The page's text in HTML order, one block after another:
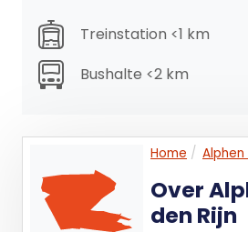
huurobject per datum van
huurovereenkomst voor
vastgestelde
gebruiken voor doeleinden die
omgaande een
verhuurder en zijn eventuele
verlenen om mede namens
tot belaste verhuur in te
Treinstation <1 km
Bushalte <2 km
Home Alphen
Over
den Rijn